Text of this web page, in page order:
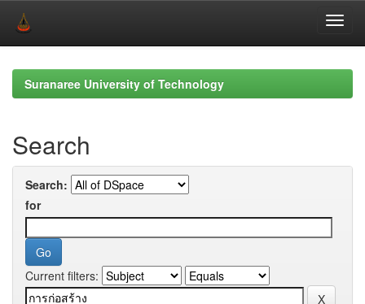
navigationSuranaree University of Technology
Search
Search:
for
Current filters: